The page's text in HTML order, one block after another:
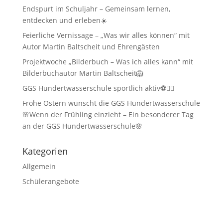
Endspurt im Schuljahr – Gemeinsam lernen,
entdecken und erleben☀️
Feierliche Vernissage – „Was wir alles können“ mit
Autor Martin Baltscheit und Ehrengästen
Projektwoche „Bilderbuch – Was ich alles kann“ mit
Bilderbuchautor Martin Baltscheit🦁
GGS Hundertwasserschule sportlich aktiv⚽🏃‍♂️
Frohe Ostern wünscht die GGS Hundertwasserschule
🌸Wenn der Frühling einzieht – Ein besonderer Tag
an der GGS Hundertwasserschule🌸
Kategorien
Allgemein
Schülerangebote